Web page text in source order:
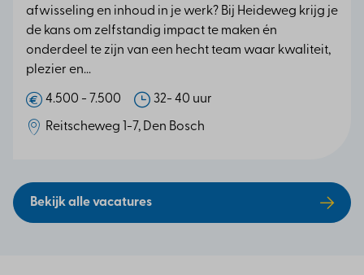
afwisseling en inhoud in je werk? Bij Heideweg krijg je
de kans om zelfstandig impact te maken én
onderdeel te zijn van een hecht team waar kwaliteit,
plezier en...
4.500 - 7.500 32- 40 uur
Reitscheweg 1-7, Den Bosch
Bekijk alle vacatures